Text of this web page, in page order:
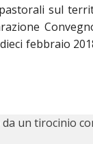
sul
febbraio
un tirocinio